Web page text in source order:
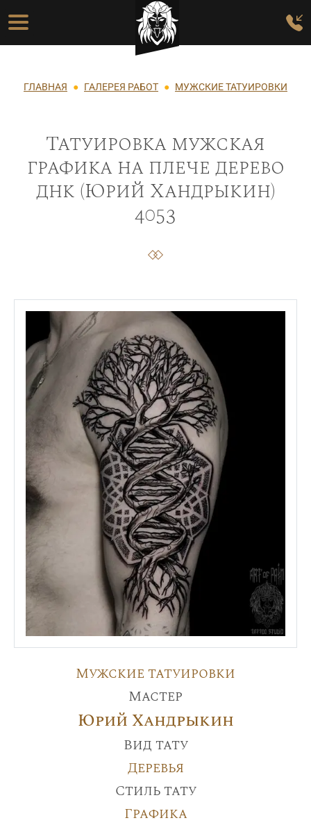
Перейти к основному содержанию
Основная навигация
Строка навигации
ГЛАВНАЯ ГАЛЕРЕЯ РАБОТ МУЖСКИЕ ТАТУИРОВКИ
Татуировка мужская
графика на плече дерево
днк (Юрий Хандрыкин)
4053
Мужские татуировки
Мастер
Юрий Хандрыкин
Вид тату
Деревья
Стиль тату
Графика